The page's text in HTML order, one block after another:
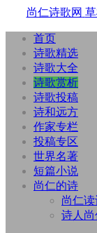
尚仁诗歌网
首页
诗歌精选
诗歌大全
诗歌赏析
诗歌投稿
诗和远方
作家专栏
投稿专区
世界名著
短篇小说
尚仁的诗
尚仁
诗人尚